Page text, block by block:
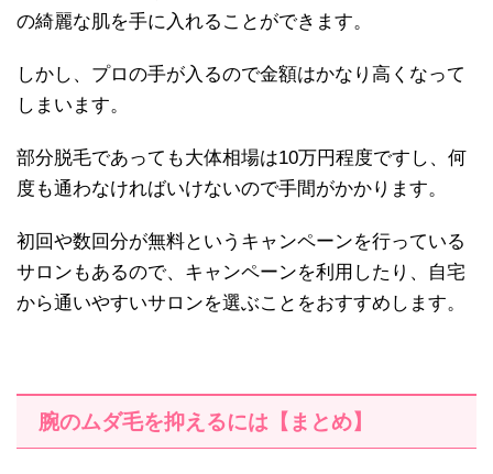
の綺麗な肌を手に入れることができます。
しかし、プロの手が入るので金額はかなり高くなって
しまいます。
部分脱毛であっても大体相場は10万円程度ですし、何
度も通わなければいけないので手間がかかります。
初回や数回分が無料というキャンペーンを行っている
サロンもあるので、キャンペーンを利用したり、自宅
から通いやすいサロンを選ぶことをおすすめします。
腕のムダ毛を抑えるには【まとめ】